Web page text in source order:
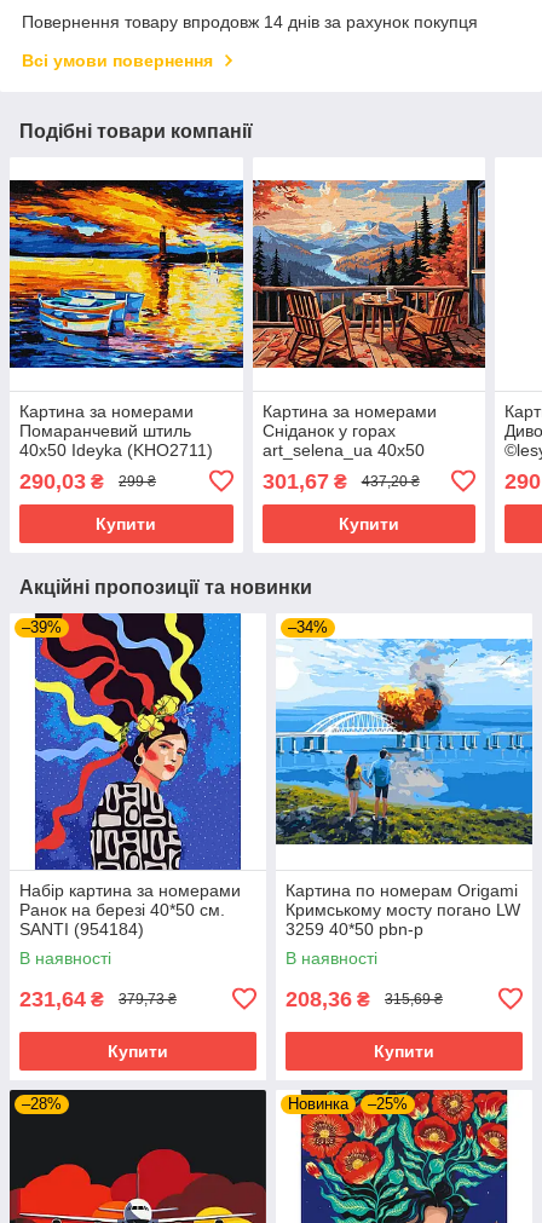
Повернення товару впродовж 14 днів за рахунок покупця
Всі умови повернення
Подібні товари компанії
Картина за номерами
Помаранчевий штиль
40x50 Ideyka (KHO2711)
290,03 ₴ 299 ₴
Купити
Картина за номерами
Сніданок у горах
art_selena_ua 40x50
301,67₴ 437,20 ₴
Купити
Акційні пропозиції та новинки
–39%
Набір картина за номерами
Ранок на березі 40*50 см.
SANTI (954184)
В наявності
231,64 ₴ 379,73 ₴
Купити
–34%
Картина по номерам Origamі
Кримському мосту погано LW
3259 40*50 pbn-p
В наявності
208,36 ₴ 315,69 ₴
Купити
–28% Новинка –25%